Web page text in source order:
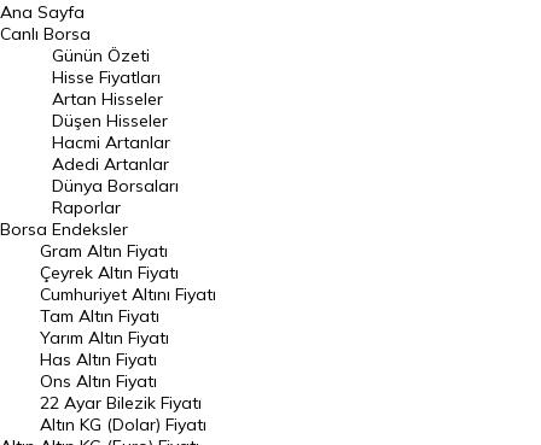
BIST 100 Hisseleri
En Çok Artan Hisseler
En Çok Düşen Hisseler
Hacmi Artanlar
Geçmiş Kapanışlar
Dünya Borsaları
Raporlar
Endeksler
DÖVİZ
Döviz Kuru
Dolar Kuru
Ana Sayfa
Canlı Borsa
Borsa
Günün Özeti
Hisse Fiyatları
Artan Hisseler
Düşen Hisseler
Hacmi Artanlar
Adedi Artanlar
Dünya Borsaları
Raporlar
Endeksler
Gram Altın Fiyatı
Çeyrek Altın Fiyatı
Cumhuriyet Altını Fiyatı
Tam Altın Fiyatı
Yarım Altın Fiyatı
Has Altın Fiyatı
Ons Altın Fiyatı
22 Ayar Bilezik Fiyatı
Altın KG (Dolar) Fiyatı